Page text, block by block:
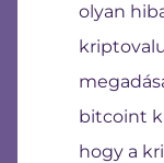
olyan
bitcoint
hogy a